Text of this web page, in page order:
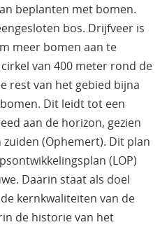
beplanten met bomen.
bos. Drijfveer is
meer bomen aan te
van 400 meter rond de
rest van het gebied bijna
Dit leidt tot een
aan de horizon, gezien
(Ophemert). Dit plan
(LOP)
Daarin staat als doel
kernkwaliteiten van de
de historie van het